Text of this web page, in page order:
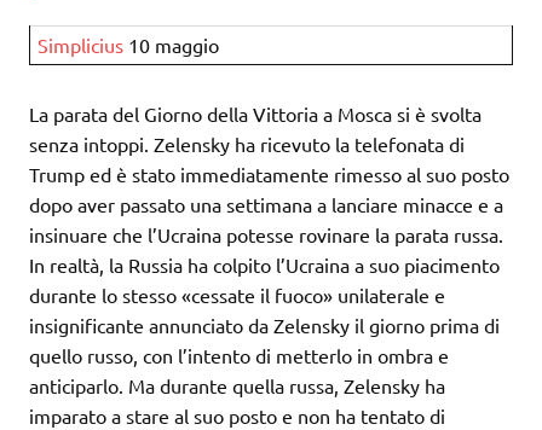
Simplicius 10 maggio
La parata del Giorno della Vittoria a Mosca si è svolta
senza intoppi. Zelensky ha ricevuto la telefonata di
Trump ed è stato immediatamente rimesso al suo posto
dopo aver passato una settimana a lanciare minacce e a
insinuare che l’Ucraina potesse rovinare la parata russa.
In realtà, la Russia ha colpito l’Ucraina a suo piacimento
durante lo stesso «cessate il fuoco» unilaterale e
insignificante annunciato da Zelensky il giorno prima di
quello russo, con l’intento di metterlo in ombra e
anticiparlo. Ma durante quella russa, Zelensky ha
imparato a stare al suo posto e non ha tentato di